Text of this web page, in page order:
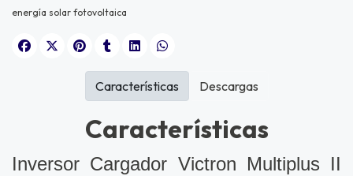
energía solar fotovoltaica
Características
Inversor Cargador Victron Multiplus II
Características Descargas